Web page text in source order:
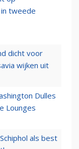
tweede
dicht voor
wijken uit
Dulles
Lounges
als best